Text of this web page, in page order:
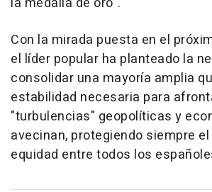
Con la mirada puesta en el
el líder popular ha planteado la
consolidar una mayoría amplia
estabilidad necesaria para
"turbulencias" geopolíticas y
avecinan, protegiendo siempre
equidad entre todos los